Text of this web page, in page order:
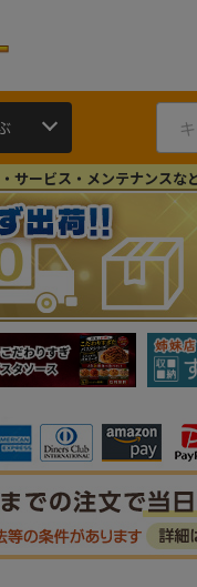
サービス・メンテナンスな